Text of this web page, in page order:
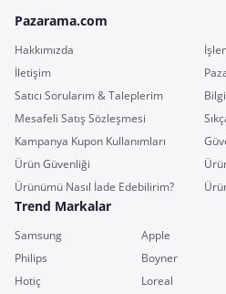
Pazarama.com
Hakkımızda
İletişim
Satıcı Sorularım & Taleplerim
Mesafeli Satış Sözleşmesi
Kampanya Kupon Kullanımları
Ürün Güvenliği
Ürünümü Nasıl İade Edebilirim?
Trend Markalar
Samsung Apple
Philips
Boyner
Hotiç
Loreal